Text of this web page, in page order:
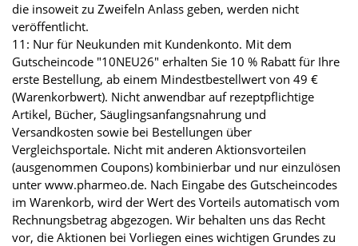
die insoweit zu Zweifeln Anlass geben, werden nicht
veröffentlicht.
11: Nur für Neukunden mit Kundenkonto. Mit dem
Gutscheincode "10NEU26" erhalten Sie 10 % Rabatt für Ihre
erste Bestellung, ab einem Mindestbestellwert von 49 €
(Warenkorbwert). Nicht anwendbar auf rezeptpflichtige
Artikel, Bücher, Säuglingsanfangsnahrung und
Versandkosten sowie bei Bestellungen über
Vergleichsportale. Nicht mit anderen Aktionsvorteilen
(ausgenommen Coupons) kombinierbar und nur einzulösen
unter www.pharmeo.de. Nach Eingabe des Gutscheincodes
im Warenkorb, wird der Wert des Vorteils automatisch vom
Rechnungsbetrag abgezogen. Wir behalten uns das Recht
vor, die Aktionen bei Vorliegen eines wichtigen Grundes zu